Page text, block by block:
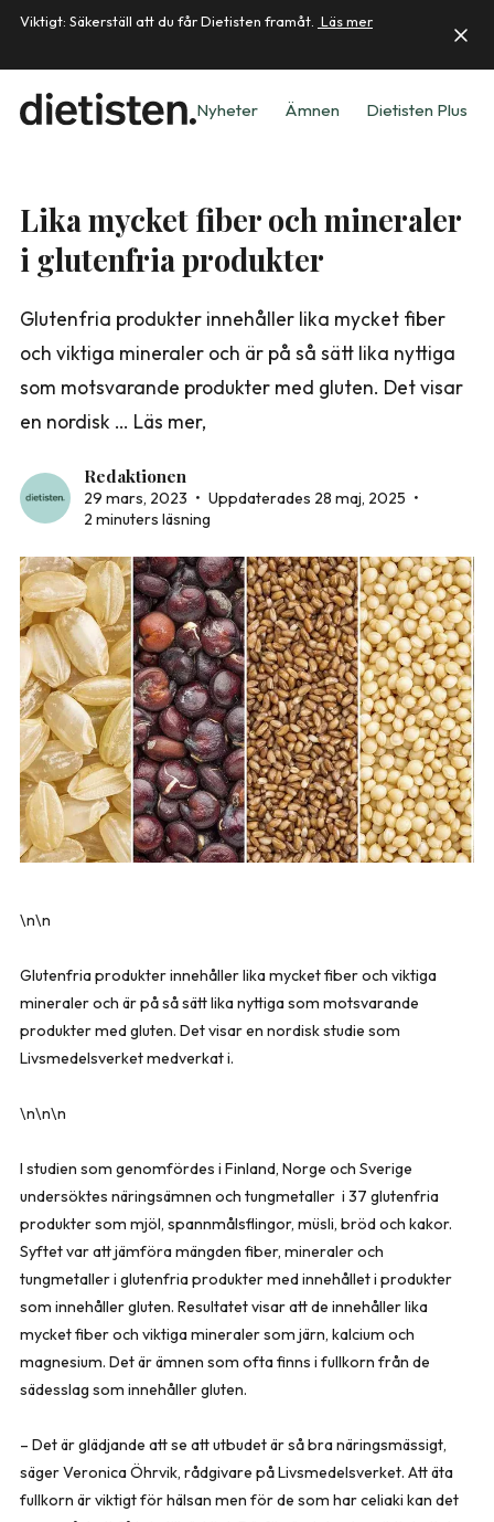
Viktigt: Säkerställ att du får Dietisten framåt. Läs mer
Nyheter Ämnen Dietisten Plus
Lika mycket fiber och mineraler
i glutenfria produkter
Glutenfria produkter innehåller lika mycket fiber
och viktiga mineraler och är på så sätt lika nyttiga
som motsvarande produkter med gluten. Det visar
en nordisk … Läs mer,
Redaktionen
29 mars, 2023 • Uppdaterades 28 maj, 2025 •
2 minuters läsning
\n\n
Glutenfria produkter innehåller lika mycket fiber och viktiga
mineraler och är på så sätt lika nyttiga som motsvarande
produkter med gluten. Det visar en nordisk studie som
Livsmedelsverket medverkat i.
\n\n\n
I studien som genomfördes i Finland, Norge och Sverige
undersöktes näringsämnen och tungmetaller i 37 glutenfria
produkter som mjöl, spannmålsflingor, müsli, bröd och kakor.
Syftet var att jämföra mängden fiber, mineraler och
tungmetaller i glutenfria produkter med innehållet i produkter
som innehåller gluten. Resultatet visar att de innehåller lika
mycket fiber och viktiga mineraler som järn, kalcium och
magnesium. Det är ämnen som ofta finns i fullkorn från de
sädesslag som innehåller gluten.
– Det är glädjande att se att utbudet är så bra näringsmässigt,
säger Veronica Öhrvik, rådgivare på Livsmedelsverket. Att äta
fullkorn är viktigt för hälsan men för de som har celiaki kan det